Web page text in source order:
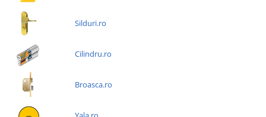
Silduri.ro
Cilindru.ro
Broasca.ro